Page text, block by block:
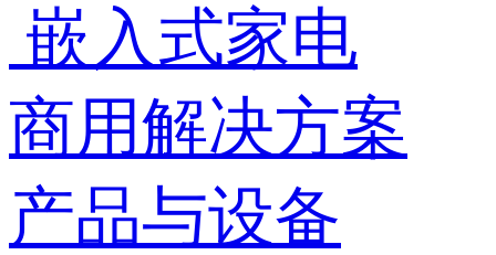
嵌入式家电
商用解决方案
产品与设备